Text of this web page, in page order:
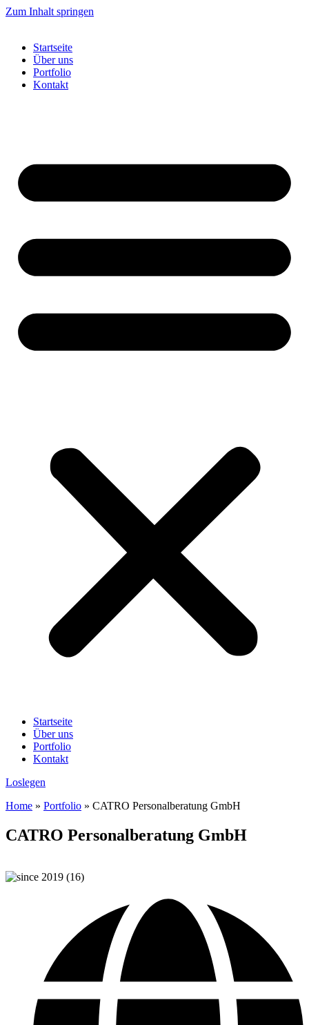
Zum Inhalt springen
Startseite
Über uns
Portfolio
Kontakt
Startseite
Über uns
Portfolio
Kontakt
Loslegen
Home » Portfolio » CATRO Personalberatung GmbH
CATRO Personalberatung GmbH